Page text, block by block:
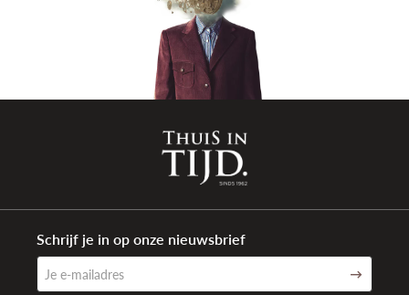
Schrijf je in op onze nieuwsbrief